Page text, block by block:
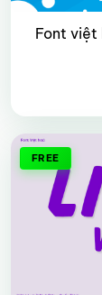
Font việt
FREE